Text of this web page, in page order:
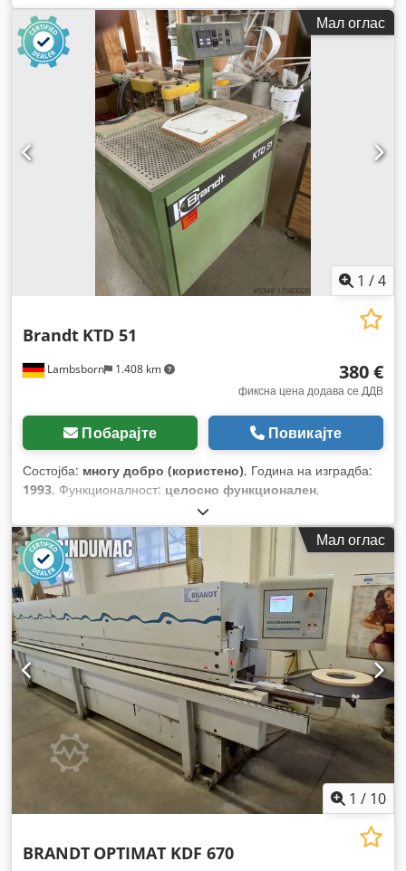
Мал оглас
1 /4
Lambsborn 1.408 km
Brandt KTD 51
380 €
фиксна цена додава се ДДВ
Побарајте Повикајте
Состојба: многу добро (користено), Година на изградба:
1993, Функционалност: целосно функционален,
Мал оглас
1 / 10
BRANDT OPTIMAT KDF 670